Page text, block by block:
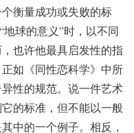
衡量成功或失败的标
地球的意义”时，以不同
也许他最具启发性的指
如《同性恋科学》中所
性的规范。说一件艺术
的标准，但不能以一般
中的一个例子。相反，